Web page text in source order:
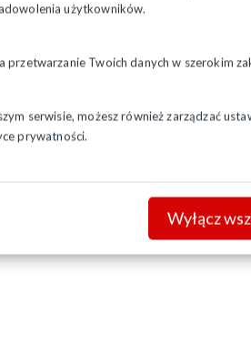
użytkowników.
przetwarzanie Twoich danych w szerokim
serwisie, możesz również zarządzać
prywatności.
Wyłącz